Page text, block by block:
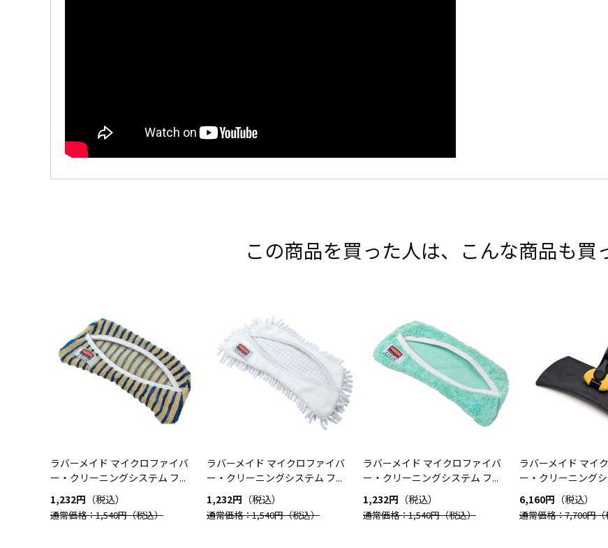
この商品を買った人は、こんな商品も買
ラバーメイド マイクロファイバ
ー・クリーニングシステム フ...
1,232円 （税込）
通常価格：1,540円（税込）
ラバーメイド マイクロファイバ
ー・クリーニングシステム フ...
1,232円 （税込）
通常価格：1,540円（税込）
ラバーメイド マイクロファイバ
ー・クリーニングシステム フ...
1,232円 （税込）
通常価格：1,540円（税込）
ラバーメイド マイ
ー・クリーニング
6,160円 （税込）
通常価格：7,700円（